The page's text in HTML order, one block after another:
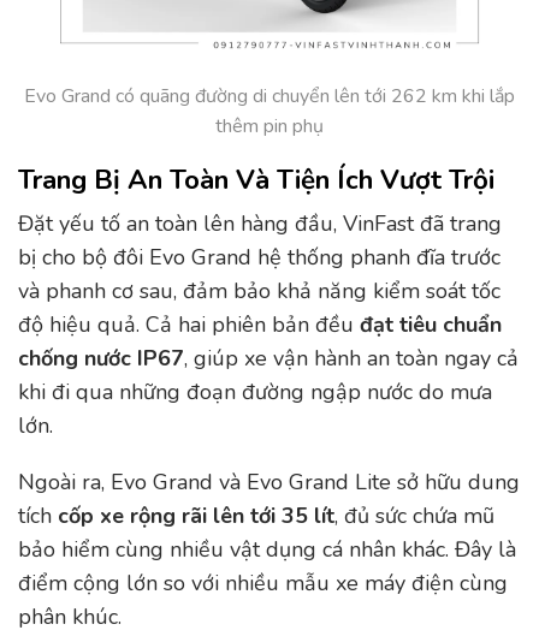
Evo Grand có quãng đường di chuyển lên tới 262 km khi lắp
thêm pin phụ
Trang Bị An Toàn Và Tiện Ích Vượt Trội
Đặt yếu tố an toàn lên hàng đầu, VinFast đã trang
bị cho bộ đôi Evo Grand hệ thống phanh đĩa trước
và phanh cơ sau, đảm bảo khả năng kiểm soát tốc
độ hiệu quả. Cả hai phiên bản đều đạt tiêu chuẩn
chống nước IP67, giúp xe vận hành an toàn ngay cả
khi đi qua những đoạn đường ngập nước do mưa
lớn.
Ngoài ra, Evo Grand và Evo Grand Lite sở hữu dung
tích cốp xe rộng rãi lên tới 35 lít, đủ sức chứa mũ
bảo hiểm cùng nhiều vật dụng cá nhân khác. Đây là
điểm cộng lớn so với nhiều mẫu xe máy điện cùng
phân khúc.